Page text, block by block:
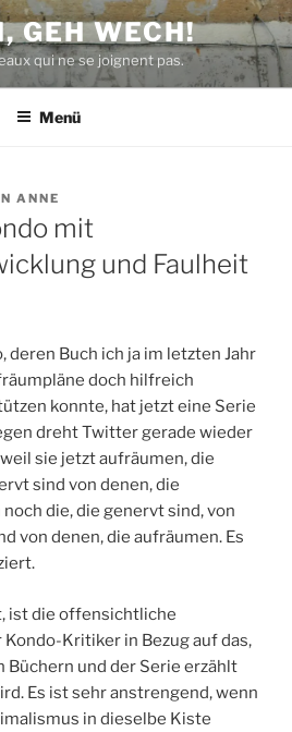
GEH WECH!
qui ne se joignent pas.
Menü
ANNE
mit
und Faulheit
deren Buch ich ja im letzten Jahr
doch hilfreich
konnte, hat jetzt eine Serie
dreht Twitter gerade wieder
sie jetzt aufräumen, die
sind von denen, die
die, die genervt sind, von
von denen, die aufräumen. Es
ist die offensichtliche
Kritiker in Bezug auf das,
Büchern und der Serie erzählt
Es ist sehr anstrengend, wenn
in dieselbe Kiste